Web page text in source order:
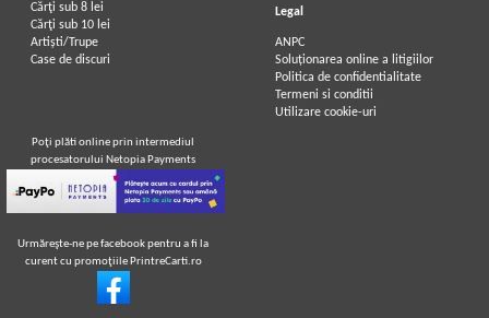
Cărţi sub 8 lei
Cărţi sub 10 lei
Artiști/Trupe
Case de discuri
Legal
ANPC
Soluționarea online a litigiilor
Politica de confidentialitate
Termeni si conditii
Utilizare cookie-uri
Poţi plăti online prin intermediul
procesatorului Netopia Payments
Urmăreşte-ne pe facebook pentru a fi la
curent cu promoţiile PrintreCarti.ro